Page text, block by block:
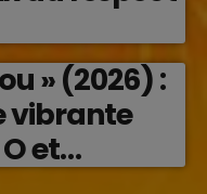
» (2026) :
vibrante
et